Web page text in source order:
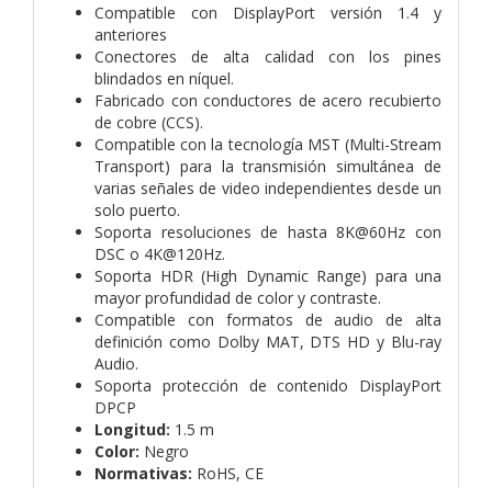
Compatible con DisplayPort versión 1.4 y
anteriores
Conectores de alta calidad con los pines
blindados en níquel.
Fabricado con conductores de acero recubierto
de cobre (CCS).
Compatible con la tecnología MST (Multi-Stream
Transport) para la transmisión simultánea de
varias señales de video independientes desde un
solo puerto.
Soporta resoluciones de hasta 8K@60Hz con
DSC o 4K@120Hz.
Soporta HDR (High Dynamic Range) para una
mayor profundidad de color y contraste.
Compatible con formatos de audio de alta
definición como Dolby MAT, DTS HD y Blu-ray
Audio.
Soporta protección de contenido DisplayPort
DPCP
Longitud: 1.5 m
Color: Negro
Normativas: RoHS, CE